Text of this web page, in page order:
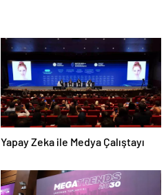
Yapay Zeka ile Medya Çalıştayı